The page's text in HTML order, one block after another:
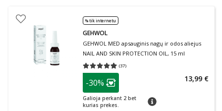
% tik internetu
GEHWOL
GEHWOL MED apsauginis nagų ir odos aliejus
NAIL AND SKIN PROTECTION OIL, 15 ml
(37)
Vidutinis įvertinimas 4.95
patarimas
Lojalumo klubo narių nuolaida
-30%
Galioja perkant 2 bet
kurias prekes.
patarimas
13,99 €